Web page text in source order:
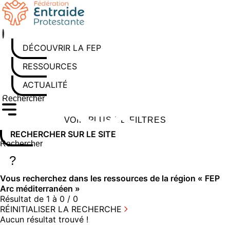
Aller
au
contenu
DÉCOUVRIR LA FEP
RESSOURCES
ACTUALITÉS
Rechercher sur le site
Saisissez au moins 3 caractères pour lancer la recherche
VOIR PLUS DE FILTRES
RECHERCHER SUR LE SITE
Rechercher sur le site
Saisissez au moins 3 caractères pour lancer la recherche
?
Vous recherchez dans les ressources de la région « FEP
Arc méditerranéen »
Résultat de 1 à 0 / 0
RÉINITIALISER LA RECHERCHE
Aucun résultat trouvé !